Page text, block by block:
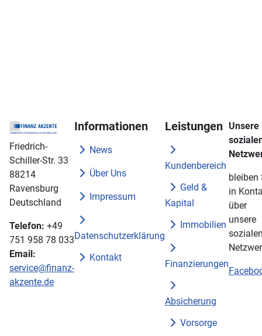
Friedrich-
Schiller-Str. 33
88214
Ravensburg
Deutschland
Telefon: +49
751 958 78 033
Email:
service@finanz-
akzente.de
Informationen
News
Über Uns
Impressum
Datenschutzerklärung
Kontakt
Leistungen
Kundenbereich
Geld &
Kapital
Immobilien
Finanzierungen
Absicherung
Vorsorge
Unsere
bleiben
in
über
unsere